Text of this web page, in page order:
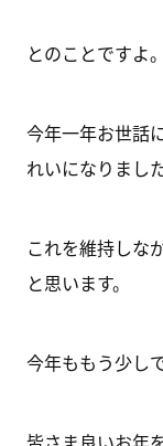
とのことですよ。
今年一年お世話
れいになりました
これを維持しな
と思います。
今年ももう少し